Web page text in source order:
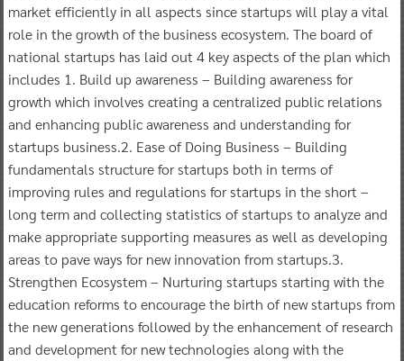
market efficiently in all aspects since startups will play a vital
role in the growth of the business ecosystem. The board of
national startups has laid out 4 key aspects of the plan which
includes 1. Build up awareness – Building awareness for
growth which involves creating a centralized public relations
and enhancing public awareness and understanding for
startups business.2. Ease of Doing Business – Building
fundamentals structure for startups both in terms of
improving rules and regulations for startups in the short –
long term and collecting statistics of startups to analyze and
make appropriate supporting measures as well as developing
areas to pave ways for new innovation from startups.3.
Strengthen Ecosystem – Nurturing startups starting with the
education reforms to encourage the birth of new startups from
the new generations followed by the enhancement of research
and development for new technologies along with the